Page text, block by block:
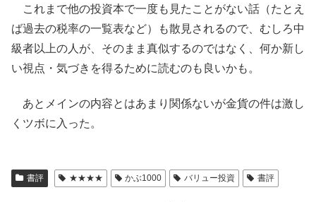
これまで他の投資本で一度も見たことがない話（たとえ
ば過去の税率の一覧表など）も散見されるので、むしろ中
級者以上の人が、そのまま真似するのではなく、何か新し
い視点・気づきを得るために読むのも良いかも。
あとメインの内容とはあまり関係ないが金貨の件は激し
くツボに入った。
書評 ★★★★ かぶ1000 バリュー投資 書評